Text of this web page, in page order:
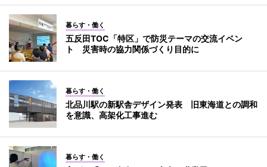
暮らす・働く
五反田TOC「特区」で防災テーマの交流イベン
ト 災害時の協力関係づくり目的に
暮らす・働く
北品川駅の新駅舎デザイン発表 旧東海道との調和
を意識、高架化工事進む
暮らす・働く